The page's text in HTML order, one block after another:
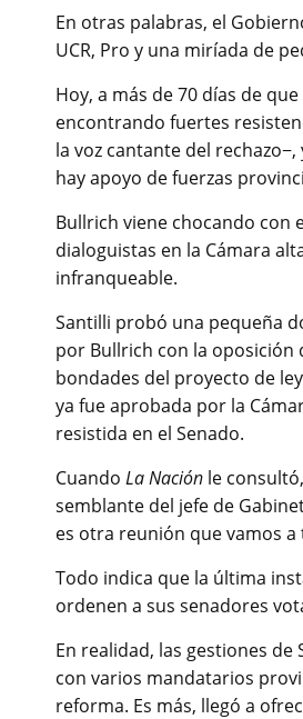
En otras palabras, el
UCR, Pro y una miríada de
Hoy, a más de 70 días de
encontrando fuertes
la voz cantante del
hay apoyo de fuerzas
Bullrich viene chocando con
dialoguistas en la Cámara
infranqueable.
Santilli probó una pequeña
por Bullrich con la oposición
bondades del proyecto de
ya fue aprobada por la
resistida en el Senado.
Cuando La Nación le
semblante del jefe de
es otra reunión que vamos
Todo indica que la última
ordenen a sus senadores
En realidad, las gestiones
con varios mandatarios
reforma. Es más, llegó a